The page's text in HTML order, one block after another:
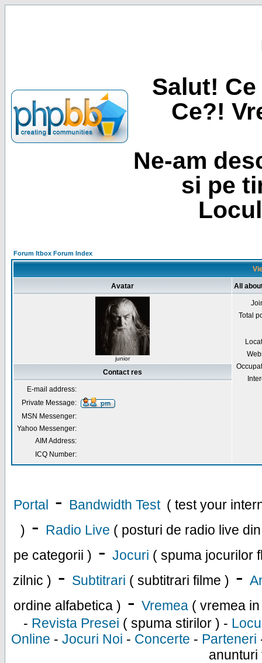
Salut!
Ce?!
Ne-am
si pe
Forum Itbox Forum Index
Avatar All
junior
Total
Contact res
E-mail address:
Private Message:
MSN Messenger:
Yahoo Messenger:
AIM Address:
ICQ Number:
Portal - Bandwidth Test ( test your
) - Radio Live ( posturi de radio live
pe categorii ) - Jocuri ( spuma jocurilor
zilnic ) - Subtitrari ( subtitrari filme ) -
ordine alfabetica ) - Vremea ( vremea
- Revista Presei ( spuma stirilor ) -
Online - Jocuri Noi - Concerte - Parteneri
anunturi